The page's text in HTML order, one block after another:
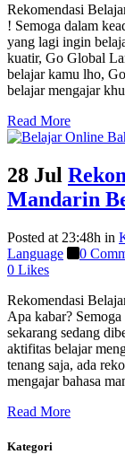
Rekomendasi
! Semoga dalam
yang lagi ingin
kuatir, Go Global
belajar kamu lho,
belajar mengajar
Read More
28 Jul
Mandarin
Posted at 23:48h in
Language
0
0 Likes
Rekomendasi
Apa kabar?
sekarang sedang
aktifitas belajar
tenang saja, ada
mengajar bahasa
Read More
Kategori